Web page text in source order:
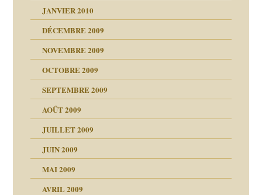
JANVIER 2010
DÉCEMBRE 2009
NOVEMBRE 2009
OCTOBRE 2009
SEPTEMBRE 2009
AOÛT 2009
JUILLET 2009
JUIN 2009
MAI 2009
AVRIL 2009